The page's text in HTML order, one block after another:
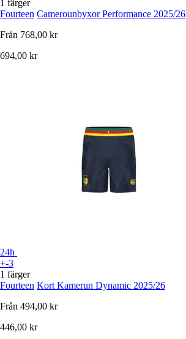
1 färger
Fourteen Camerounbyxor Performance 2025/26
Från 768,00 kr
694,00 kr
24h
+-3
1 färger
Fourteen Kort Kamerun Dynamic 2025/26
Från 494,00 kr
446,00 kr